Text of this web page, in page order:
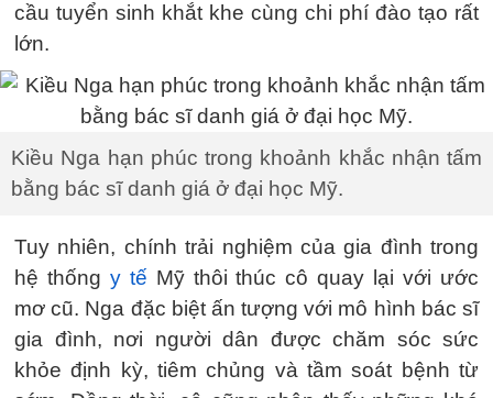
cầu tuyển sinh khắt khe cùng chi phí đào tạo rất
lớn.
Kiều Nga hạn phúc trong khoảnh khắc nhận tấm
bằng bác sĩ danh giá ở đại học Mỹ.
Tuy nhiên, chính trải nghiệm của gia đình trong
hệ thống y tế Mỹ thôi thúc cô quay lại với ước
mơ cũ. Nga đặc biệt ấn tượng với mô hình bác sĩ
gia đình, nơi người dân được chăm sóc sức
khỏe định kỳ, tiêm chủng và tầm soát bệnh từ